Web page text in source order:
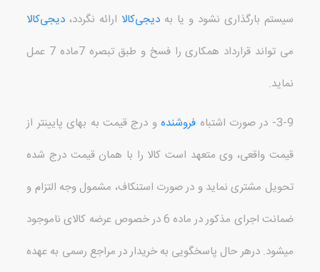
سیستم بارگذاری نشود و یا به دیجی‌کالا ارائه نگردد، دیجی‌کالا
می تواند قرارداد همکاری را فسخ و طبق تبصره7ماده 7 عمل
نماید.
3-9- در صورت اشتباه فروشندهو درج قیمت به بهای پایینتر از
قیمت واقعی، وی متعهد است کالا را با همان قیمت درج شده
تحویل مشتری نماید و در صورت استنکاف، مشمول وجه التزام و
ضمانت اجرای مذکور در ماده 6در خصوص عرضه کالای ناموجود
میشود.درهر حال پاسخگویی به خریدار در مراجع رسمی به عهده